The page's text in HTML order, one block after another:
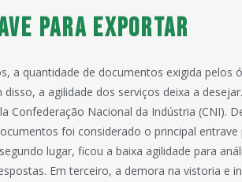
PARA EXPORTAR
a quantidade de documentos exigida pelos
disso, a agilidade dos serviços deixa a
Confederação Nacional da Indústria (CNI).
foi considerado o principal
lugar, ficou a baixa agilidade para
Em terceiro, a demora na vistoria e